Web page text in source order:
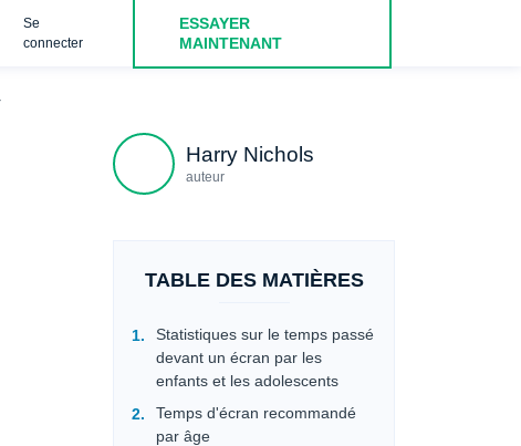
Se
connecter
ESSAYER
MAINTENANT
Harry Nichols
auteur
TABLE DES MATIÈRES
Statistiques sur le temps passé
devant un écran par les
enfants et les adolescents
Temps d'écran recommandé
par âge
Comment limiter le temps d'écran de vos enfants et